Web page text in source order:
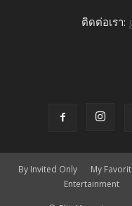
ติดต่อเรา:
By Invited Only My
Entertainment